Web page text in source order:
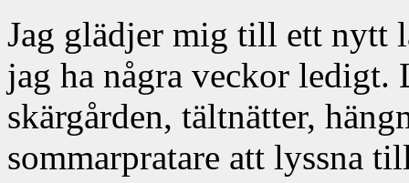
Jag glädjer mig till ett nytt
jag ha några veckor ledigt.
skärgården, tältnätter,
sommarpratare att lyssna